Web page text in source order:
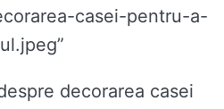
casei-pentru-a-
decorarea casei